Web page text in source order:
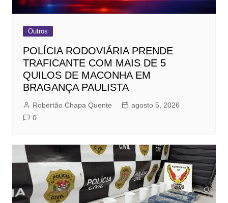
Outros
POLÍCIA RODOVIÁRIA PRENDE
TRAFICANTE COM MAIS DE 5
QUILOS DE MACONHA EM
BRAGANÇA PAULISTA
Robertão Chapa Quente
agosto 5, 2026
0